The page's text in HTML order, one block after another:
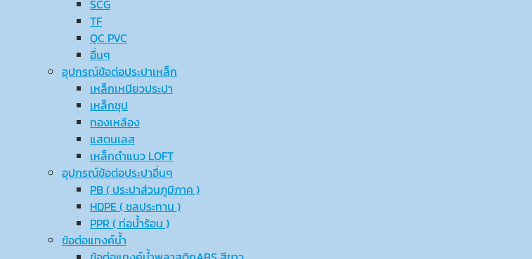
SCG
TF
QC PVC
อื่นๆ
อุปกรณ์ข้อต่อประปาเหล็ก
เหล็กเหนียวประปา
เหล็กชุป
ทองเหลือง
แสตนเลส
เหล็กดำแนว LOFT
อุปกรณ์ข้อต่อประปาอื่นๆ
PB ( ประปาส่วนภูมิภาค )
HDPE ( ชลประทาน )
PPR ( ท่อน้ำร้อน )
ข้อต่อแทงค์น้ำ